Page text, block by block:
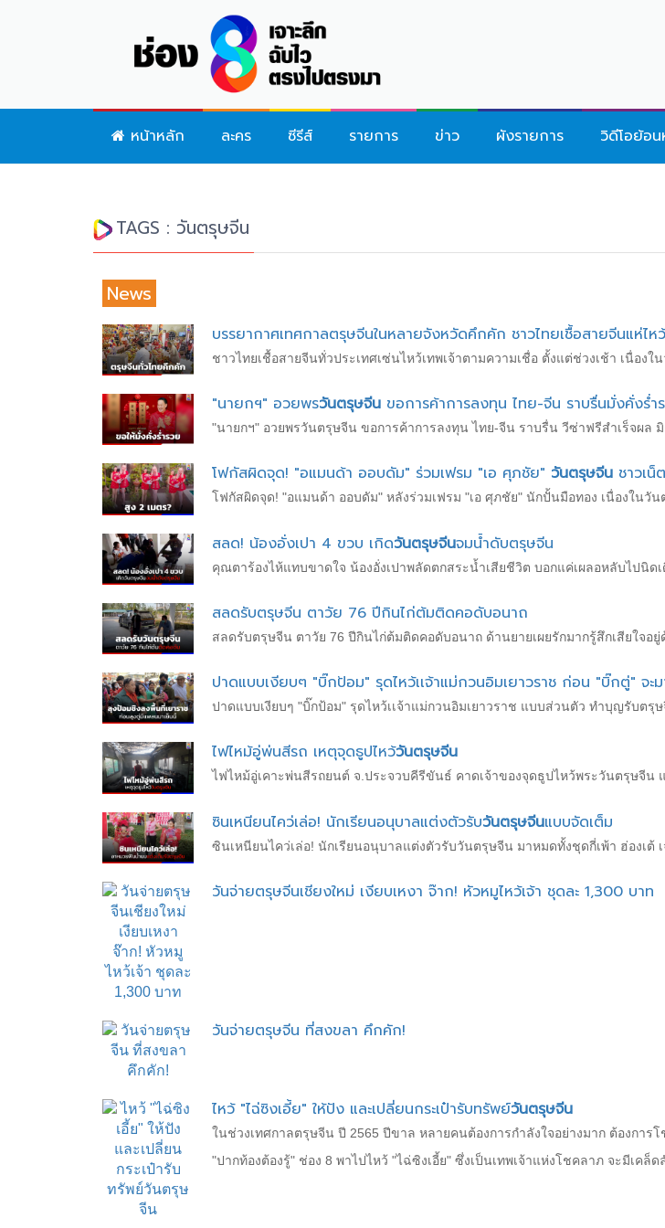
หน้าหลัก ละคร ซีรีส์ รายการ ข่าว ผังรายการ วิดีโอย้อ
TAGS : วันตรุษจีน
News
บรรยากาศเทศกาลตรุษจีนในหลายจังหวัดคึกคัก ชาวไทยเชื้อสายจีนแห่ไ
ชาวไทยเชื้อสายจีนทั่วประเทศเซ่นไหว้เทพเจ้าตามความเชื่อ ตั้งแต่ช่วงเช้า เนื่องใ
"นายกฯ" อวยพรวันตรุษจีน ขอการค้าการลงทุน ไทย-จีน ราบรื่นมั่งคั่งร่ำ
"นายกฯ" อวยพรวันตรุษจีน ขอการค้าการลงทุน ไทย-จีน ราบรื่น วีซ่าฟรีสำเร็จผล
โฟกัสผิดจุด! "อแมนด้า ออบดัม" ร่วมเฟรม "เอ ศุภชัย" วันตรุษจีน ชาวเน็
โฟกัสผิดจุด! "อแมนด้า ออบดัม" หลังร่วมเฟรม "เอ ศุภชัย" นักปั้นมือทอง เนื่องในวั
สลด! น้องอั่งเปา 4 ขวบ เกิดวันตรุษจีนจมน้ำดับตรุษจีน
คุณตาร้องไห้แทบขาดใจ น้องอั่งเปาพลัดตกสระน้ำเสียชีวิต บอกแค่เผลอหลับไปนิด
สลดรับตรุษจีน ตาวัย 76 ปีกินไก่ต้มติดคอดับอนาถ
สลดรับตรุษจีน ตาวัย 76 ปีกินไก่ต้มติดคอดับอนาถ ด้านยายเผยรักมากรู้สึกเสียใจ
ปาดแบบเงียบๆ "บิ๊กป้อม" รุดไหว้เเจ้าแม่กวนอิมเยาวราช ก่อน "บิ๊กตู่" จะ
ปาดแบบเงียบๆ "บิ๊กป้อม" รุดไหว้เเจ้าแม่กวนอิมเยาวราช แบบส่วนตัว ทำบุญรับต
ไฟไหม้อู่พ่นสีรถ เหตุจุดธูปไหว้วันตรุษจีน
ไฟไหม้อู่เคาะพ่นสีรถยนต์ จ.ประจวบคีรีขันธ์ คาดเจ้าของจุดธูปไหว้พระวันตรุษจีน
ซินเหนียนไคว่เล่อ! นักเรียนอนุบาลแต่งตัวรับวันตรุษจีนแบบจัดเต็ม
ซินเหนียนไคว่เล่อ! นักเรียนอนุบาลแต่งตัวรับวันตรุษจีน มาหมดทั้งชุดกี่เพ้า ฮ่องเต้
วันจ่ายตรุษจีนเชียงใหม่ เงียบเหงา จ๊าก! หัวหมูไหว้เจ้า ชุดละ 1,300 บาท
วันจ่ายตรุษจีน ที่สงขลา คึกคัก!
ไหว้ "ไฉ่ซิงเอี้ย" ให้ปัง และเปลี่ยนกระเป๋ารับทรัพย์วันตรุษจีน
ในช่วงเทศกาลตรุษจีน ปี 2565 ปีขาล หลายคนต้องการกำลังใจอย่างมาก ต้องกา
"ปากท้องต้องรู้" ช่อง 8 พาไปไหว้ "ไฉ่ซิงเอี้ย" ซึ่งเป็นเทพเจ้าแห่งโชคลาภ จะมีเคล็ด